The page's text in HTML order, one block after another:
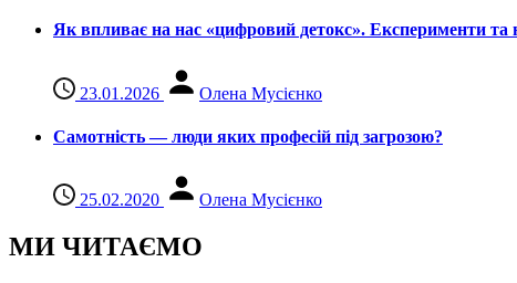
Як впливає на нас «цифровий детокс». Експерименти та
23.01.2026 Олена Мусієнко
Самотність — люди яких професій під загрозою?
25.02.2020 Олена Мусієнко
МИ ЧИТАЄМО